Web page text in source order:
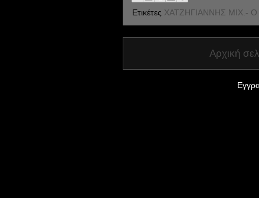
Ετικέτες ΧΑΤΖΗΓΙΑΝΝΗΣ ΜΙΧ.-
Αρχική